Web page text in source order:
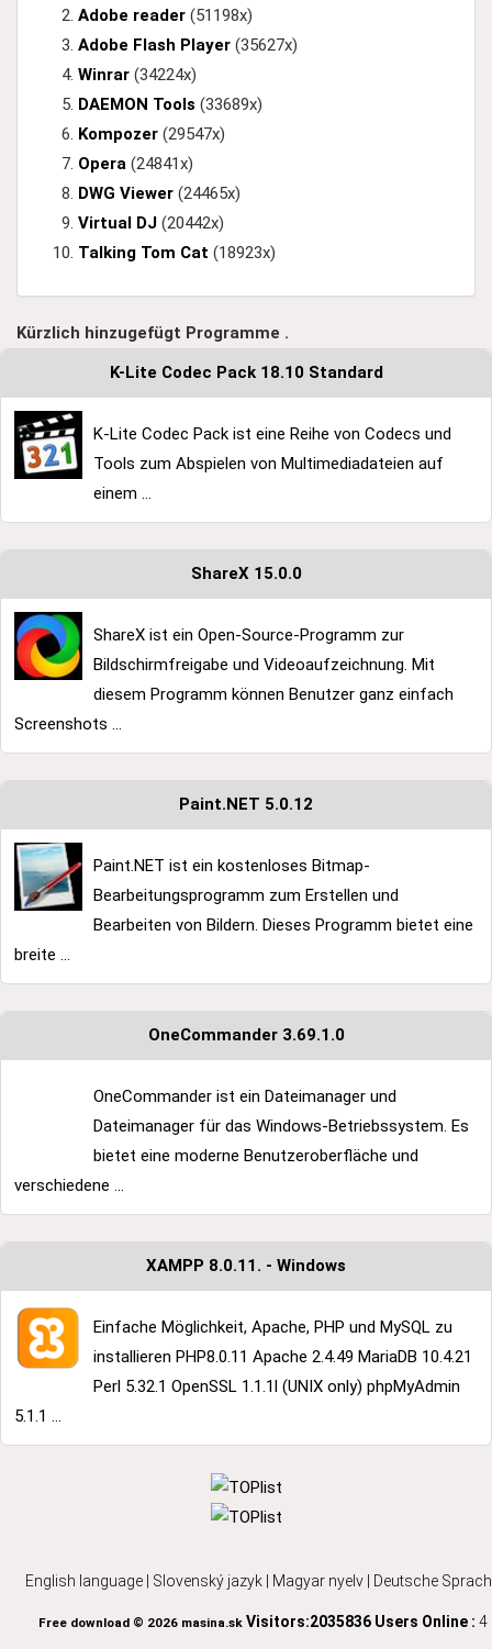
Adobe reader (51198x)
Adobe Flash Player (35627x)
Winrar (34224x)
DAEMON Tools (33689x)
Kompozer (29547x)
Opera (24841x)
DWG Viewer (24465x)
Virtual DJ (20442x)
Talking Tom Cat (18923x)
Kürzlich hinzugefügt Programme .
K-Lite Codec Pack 18.10 Standard
K-Lite Codec Pack ist eine Reihe von Codecs und
Tools zum Abspielen von Multimediadateien auf
einem ...
ShareX 15.0.0
ShareX ist ein Open-Source-Programm zur
Bildschirmfreigabe und Videoaufzeichnung. Mit
diesem Programm können Benutzer ganz einfach
Screenshots ...
Paint.NET 5.0.12
Paint.NET ist ein kostenloses Bitmap-
Bearbeitungsprogramm zum Erstellen und
Bearbeiten von Bildern. Dieses Programm bietet eine
breite ...
OneCommander 3.69.1.0
OneCommander ist ein Dateimanager und
Dateimanager für das Windows-Betriebssystem. Es
bietet eine moderne Benutzeroberfläche und
verschiedene ...
XAMPP 8.0.11. - Windows
Einfache Möglichkeit, Apache, PHP und MySQL zu
installieren PHP8.0.11 Apache 2.4.49 MariaDB 10.4.21
Perl 5.32.1 OpenSSL 1.1.1l (UNIX only) phpMyAdmin
5.1.1 ...
English language Slovenský jazyk Magyar nyelv Deutsche
Free download © 2026 masina.skVisitors:2035836 Users Online : 4